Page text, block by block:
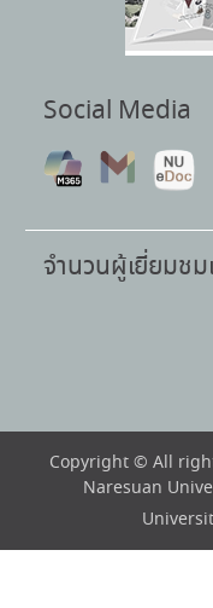
Social Media
จำนวนผู้เยี่ยมชม
Copyright © All
Naresuan